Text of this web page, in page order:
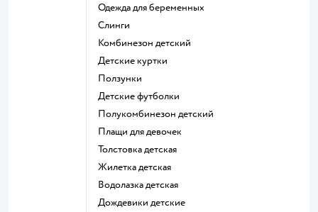
Одежда для беременных
Слинги
Комбинезон детский
Детские куртки
Ползунки
Детские футболки
Полукомбинезон детский
Плащи для девочек
Толстовка детская
Жилетка детская
Водолазка детская
Дождевики детские